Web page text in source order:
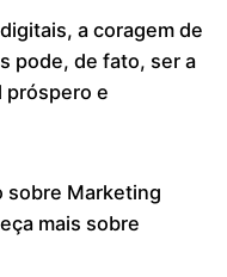
a coragem de
pode, de fato, ser a
próspero e
sobre Marketing
mais sobre